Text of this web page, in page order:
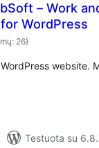
– Work
WordPress
26)
website.
Testuota su